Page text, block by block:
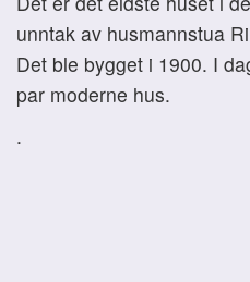
unntak av husmannstua
Det ble bygget i 1900. I
par moderne hus.
.